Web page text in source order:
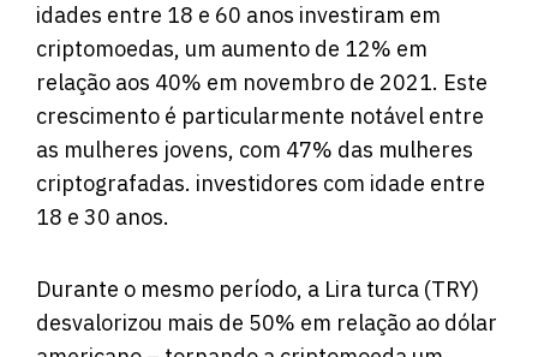
idades entre 18 e 60 anos investiram em
criptomoedas, um aumento de 12% em
relação aos 40% em novembro de 2021. Este
crescimento é particularmente notável entre
as mulheres jovens, com 47% das mulheres
criptografadas. investidores com idade entre
18 e 30 anos.
Durante o mesmo período, a Lira turca (TRY)
desvalorizou mais de 50% em relação ao dólar